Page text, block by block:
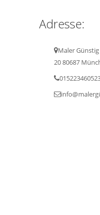
Adresse:
Maler
20 80687